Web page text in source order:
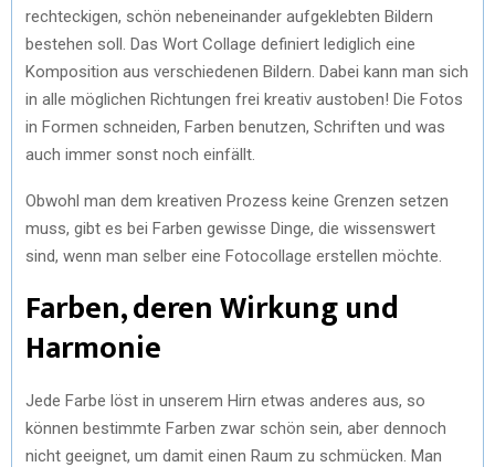
rechteckigen, schön nebeneinander aufgeklebten Bildern
bestehen soll. Das Wort Collage definiert lediglich eine
Komposition aus verschiedenen Bildern. Dabei kann man sich
in alle möglichen Richtungen frei kreativ austoben! Die Fotos
in Formen schneiden, Farben benutzen, Schriften und was
auch immer sonst noch einfällt.
Obwohl man dem kreativen Prozess keine Grenzen setzen
muss, gibt es bei Farben gewisse Dinge, die wissenswert
sind, wenn man selber eine Fotocollage erstellen möchte.
Farben, deren Wirkung und
Harmonie
Jede Farbe löst in unserem Hirn etwas anderes aus, so
können bestimmte Farben zwar schön sein, aber dennoch
nicht geeignet, um damit einen Raum zu schmücken. Man